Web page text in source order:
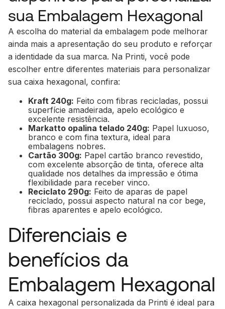
sua Embalagem Hexagonal
A escolha do material da embalagem pode melhorar
ainda mais a apresentação do seu produto e reforçar
a identidade da sua marca. Na Printi, você pode
escolher entre diferentes materiais para personalizar
sua caixa hexagonal, confira:
Kraft 240g: Feito com fibras recicladas, possui
superfície amadeirada, apelo ecológico e
excelente resistência.
Markatto opalina telado 240g: Papel luxuoso,
branco e com fina textura, ideal para
embalagens nobres.
Cartão 300g: Papel cartão branco revestido,
com excelente absorção de tinta, oferece alta
qualidade nos detalhes da impressão e ótima
flexibilidade para receber vinco.
Reciclato 290g: Feito de aparas de papel
reciclado, possui aspecto natural na cor bege,
fibras aparentes e apelo ecológico.
Diferenciais e
benefícios da
Embalagem Hexagonal
A caixa hexagonal personalizada da Printi é ideal para